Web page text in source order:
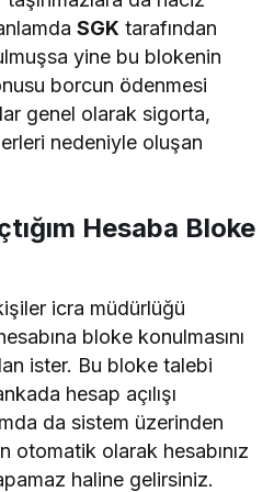
SGK tarafından
yine bu blokenin
borcun ödenmesi
genel olarak sigorta,
nedeniyle oluşan
Hesaba Bloke
icra müdürlüğü
bloke konulmasını
ister. Bu bloke talebi
hesap açılışı
da sistem üzerinden
otomatik olarak hesabınız
haline gelirsiniz.